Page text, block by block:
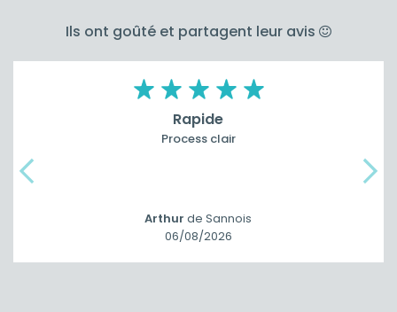
Ils ont goûté et partagent leur avis
Rapide
Process clair
Arthur de Sannois
06/08/2026
Précedent